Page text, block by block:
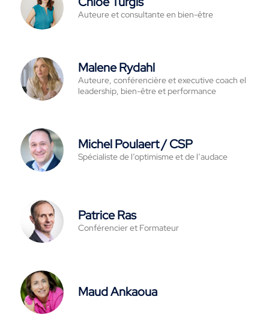
Auteure et consultante en bien-être
Malene Rydahl
Auteure, conférencière et executive coach el
leadership, bien-être et performance
Michel Poulaert / CSP
Spécialiste de l’optimisme et de l’audace
Patrice Ras
Conférencier et Formateur
Maud Ankaoua